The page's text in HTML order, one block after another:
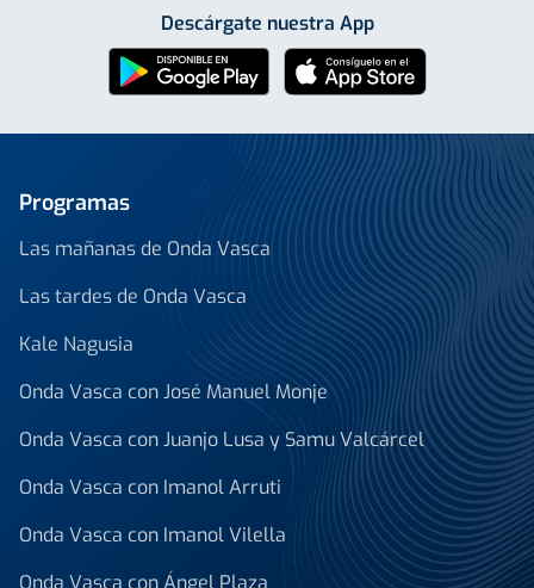
Descárgate nuestra App
Programas
Las mañanas de Onda Vasca
Las tardes de Onda Vasca
Kale Nagusia
Onda Vasca con José Manuel Monje
Onda Vasca con Juanjo Lusa y Samu Valcárcel
Onda Vasca con Imanol Arruti
Onda Vasca con Imanol Vilella
Onda Vasca con Ángel Plaza